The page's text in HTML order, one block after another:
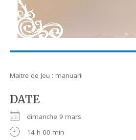
Maitre de Jeu : manuarii
DATE
dimanche 9 mars
14 h 00 min